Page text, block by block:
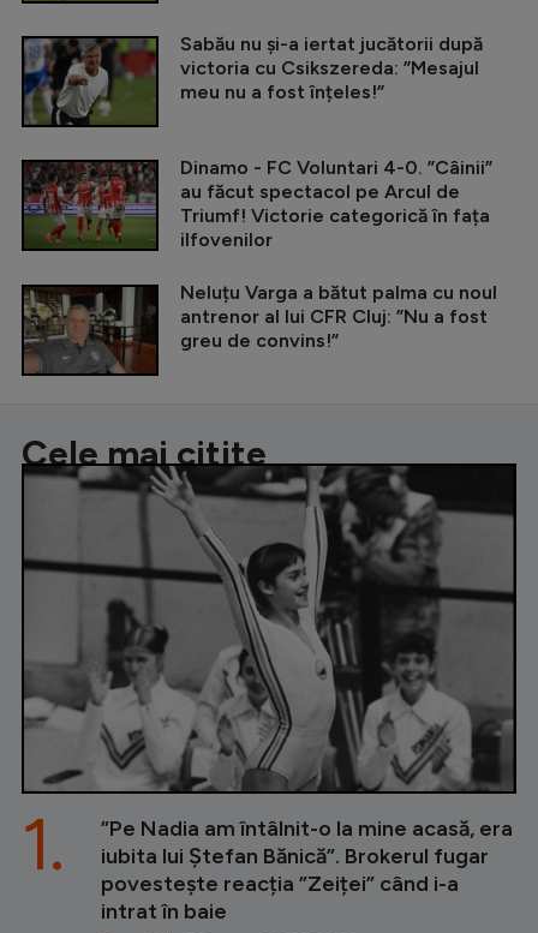
Sabău nu și-a iertat jucătorii după
victoria cu Csikszereda: ”Mesajul
meu nu a fost înțeles!”
Dinamo - FC Voluntari 4-0. ”Câinii”
au făcut spectacol pe Arcul de
Triumf! Victorie categorică în fața
ilfovenilor
Neluțu Varga a bătut palma cu noul
antrenor al lui CFR Cluj: ”Nu a fost
greu de convins!”
Cele mai citite
”Pe Nadia am întâlnit-o la mine acasă, era
iubita lui Ștefan Bănică”. Brokerul fugar
povestește reacția ”Zeiței” când i-a
intrat în baie
1.